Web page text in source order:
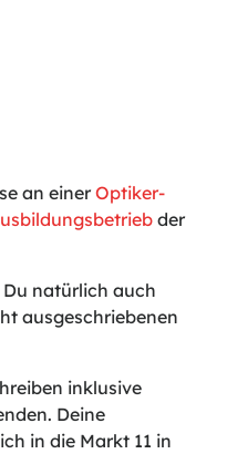
an einerOptiker-
der
natürlich auch
ausgeschriebenen
inklusive
Deine
in die Markt 11 in